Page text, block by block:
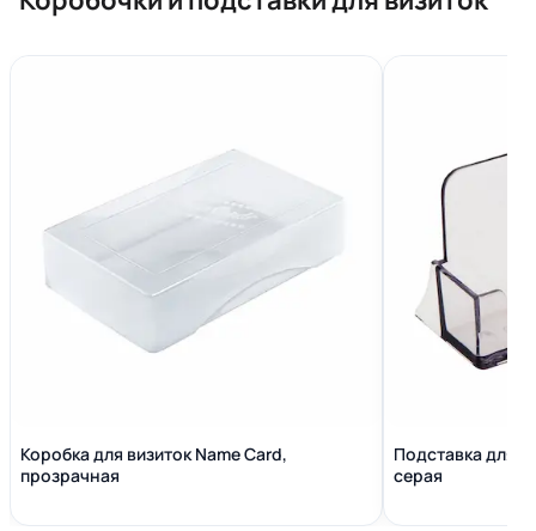
Коробка для визиток Name Сard,
прозрачная
Подставка для
серая